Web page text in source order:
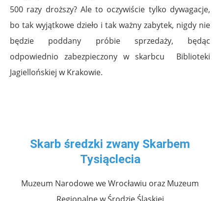
500 razy droższy? Ale to oczywiście tylko dywagacje,
bo tak wyjątkowe dzieło i tak ważny zabytek, nigdy nie
będzie poddany próbie sprzedaży, będąc
odpowiednio zabezpieczony w skarbcu Biblioteki
Jagiellońskiej w Krakowie.
Skarb średzki zwany Skarbem
Tysiąclecia
Muzeum Narodowe we Wrocławiu oraz Muzeum